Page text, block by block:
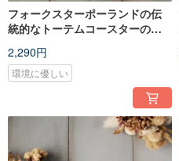
フォークスターポーランドの伝
統的なトーテムコースターの結
2,290円
環境に優しい